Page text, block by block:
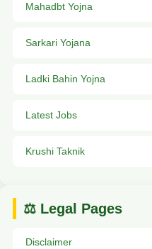
Mahadbt Yojna
Sarkari Yojana
Ladki Bahin Yojna
Latest Jobs
Krushi Taknik
⚖️ Legal Pages
Disclaimer